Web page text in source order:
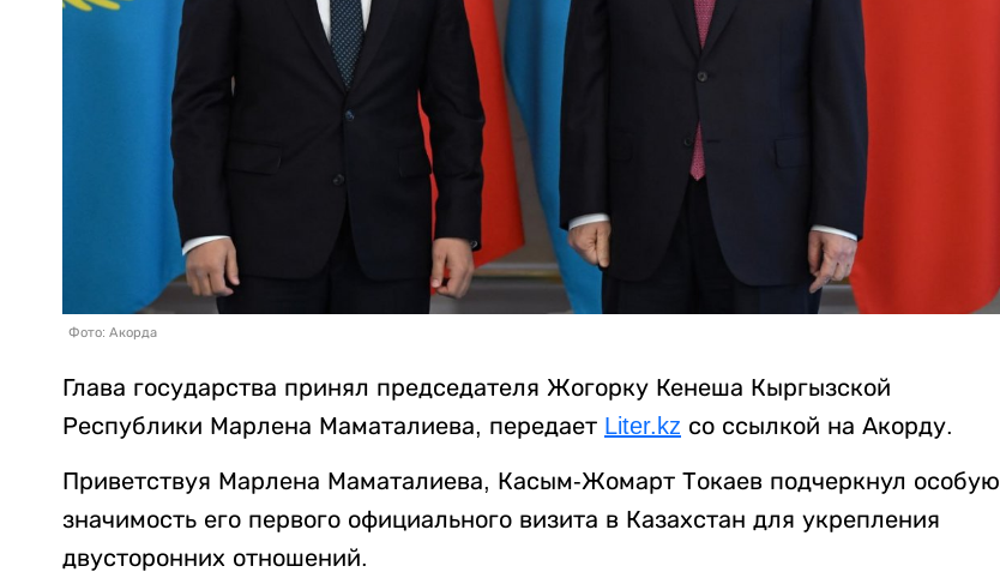
Фото: Акорда
Глава государства принял председателя Жогорку Кенеша Кыргызской
Республики Марлена Маматалиева, передает Liter.kz со ссылкой на Акорду.
Приветствуя Марлена Маматалиева, Касым-Жомарт Токаев подчеркнул особую
значимость его первого официального визита в Казахстан для укрепления
двусторонних отношений.